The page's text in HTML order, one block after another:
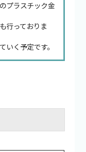
プラスチック金
行っておりま
いく予定です。